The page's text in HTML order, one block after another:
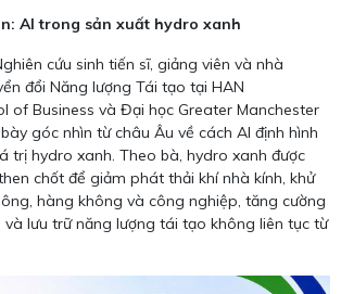
AI trong sản xuất hydro xanh
cứu sinh tiến sĩ, giảng viên và nhà
đổi Năng lượng Tái tạo tại HAN
of Business và Đại học Greater Manchester
góc nhìn từ châu Âu về cách AI định hình
trị hydro xanh. Theo bà, hydro xanh được
chốt để giảm phát thải khí nhà kính, khử
hàng không và công nghiệp, tăng cường
và lưu trữ năng lượng tái tạo không liên tục từ